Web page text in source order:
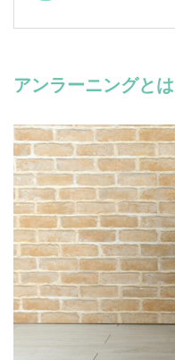
アンラーニングとは